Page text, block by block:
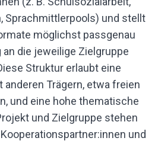
Sprachmittlerpools) und stellt
möglichst passgenau
die jeweilige Zielgruppe
Struktur erlaubt eine
Trägern, etwa freien
und eine hohe thematische
und Zielgruppe stehen
und